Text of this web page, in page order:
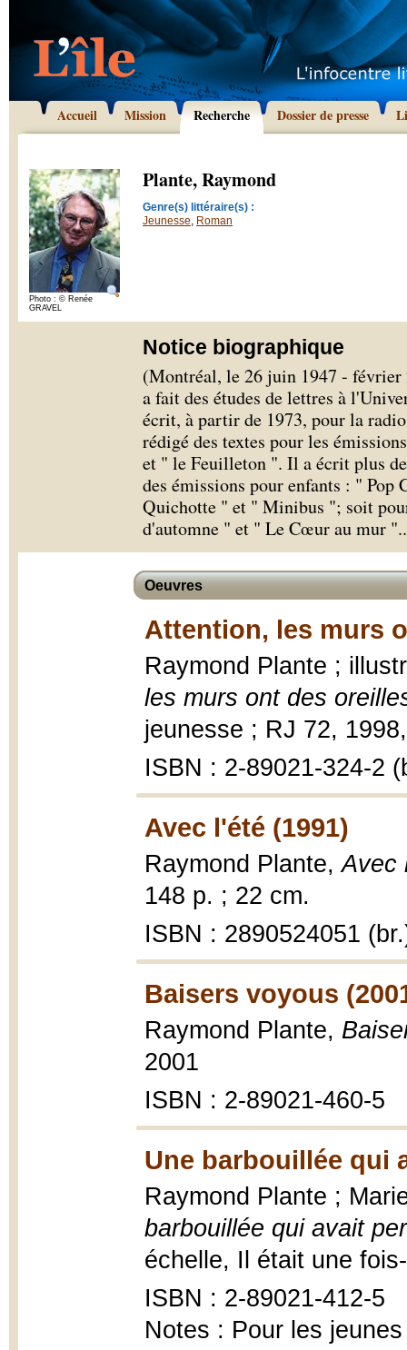
Accueil Mission Recherche Dossier de presse
Photo : © Renée
GRAVEL
Plante, Raymond
Genre(s) littéraire(s) :
Jeunesse, Roman
Notice biographique
(Montréal, le 26 juin 1947 - février
a fait des études de lettres à
écrit, à partir de 1973, pour la
rédigé des textes pour les
et " le Feuilleton ". Il a écrit plus
des émissions pour enfants : "
Quichotte " et " Minibus "; soit
d'automne " et " Le Cœur au mur ".
Oeuvres
Attention, les murs
Raymond Plante ;
les murs ont des
jeunesse ; RJ 72,
ISBN : 2-89021-324-2
Avec l'été (1991)
Raymond Plante,Avec
148 p. ; 22 cm.
ISBN : 2890524051
Baisers voyous
Raymond Plante,
2001
ISBN : 2-89021-460-5
Une barbouillée qui
Raymond Plante ;
barbouillée qui avait
échelle, Il était une
ISBN : 2-89021-412-5
Notes : Pour les jeunes